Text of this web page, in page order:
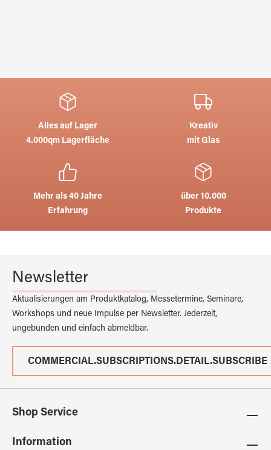
Alles auf Lager
4.000qm Lagerfläche
Kreativ
mit Glas
Mehr als 40 Jahre
Erfahrung
über 10.000
Produkte
Newsletter
Aktualisierungen am Produktkatalog, Messetermine, Seminare,
Workshops und neue Impulse per Newsletter. Jederzeit,
ungebunden und einfach abmeldbar.
COMMERCIAL.SUBSCRIPTIONS.DETAIL.SUBSCRIBE
Shop Service
Information